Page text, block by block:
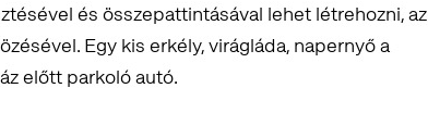
és összepattintásával lehet létrehozni, az
Egy kis erkély, virágláda, napernyő a
előtt parkoló autó.